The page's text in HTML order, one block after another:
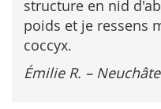
structure en nid
poids et je ressens
coccyx.
Émilie R. –